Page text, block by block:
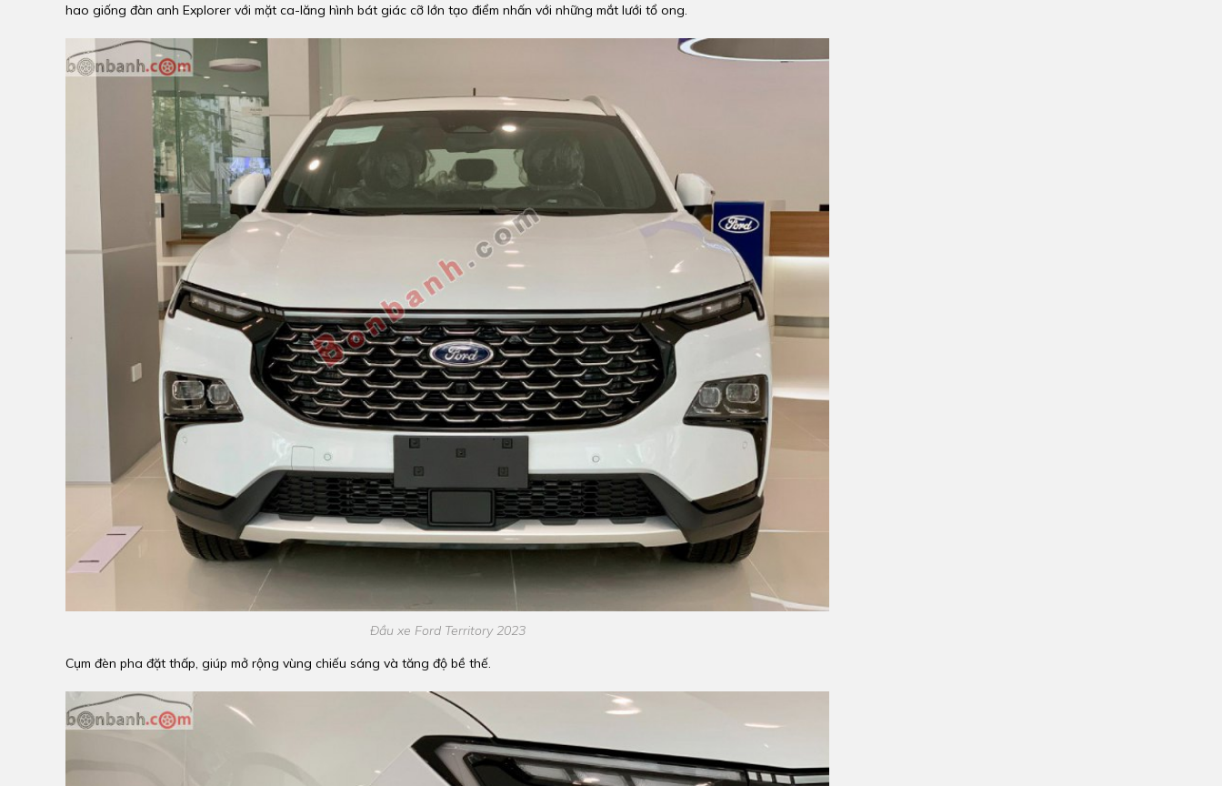
hao giống đàn anh Explorer với mặt ca-lăng hình bát giác cỡ lớn tạo điểm nhấn với những mắt lưới tổ ong.
Đầu xe Ford Territory 2023
Cụm đèn pha đặt thấp, giúp mở rộng vùng chiếu sáng và tăng độ bề thế.